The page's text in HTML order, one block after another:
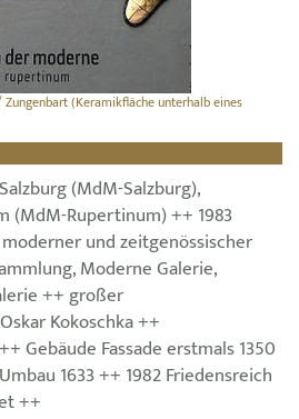
Zungenbart (Keramikfläche unterhalb eines
(MdM-Salzburg),
(MdM-Rupertinum) ++ 1983
und zeitgenössischer
Moderne Galerie,
++ großer
Kokoschka ++
Gebäude Fassade erstmals 1350
1633 ++ 1982 Friedensreich
++